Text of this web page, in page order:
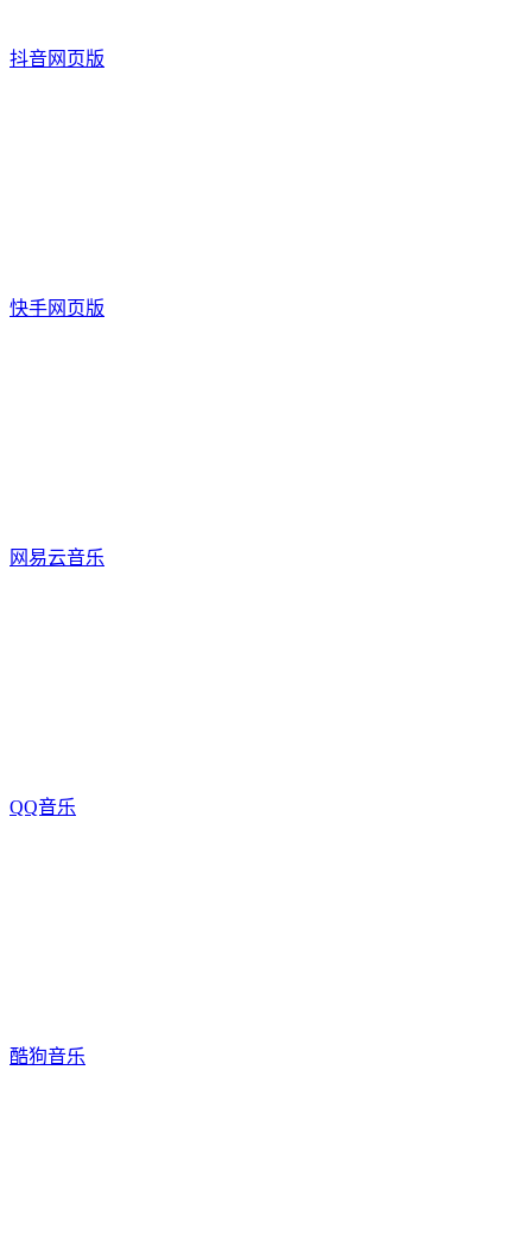
抖音网页版
快手网页版
网易云音乐
QQ音乐
酷狗音乐